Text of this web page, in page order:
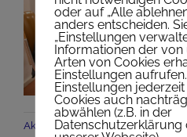
Aktuelles Nepomuk,Begegnung ,
oder auf „Alle
anders entscheiden.
„Einstellungen
Informationen der von
Arten von Cookies
Einstellungen
Einstellungen
Cookies auch
abwählen (z.B. in der